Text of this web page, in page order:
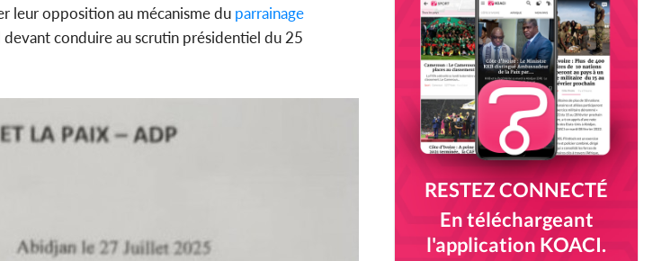
leur opposition au mécanisme du parrainage
conduire au scrutin présidentiel du 25
RESTEZ CONNECTÉ
En téléchargeant
l'application KOACI.